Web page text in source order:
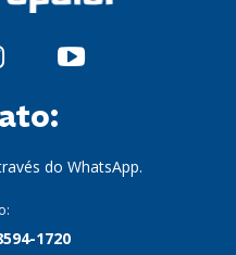
do WhatsApp.
1720